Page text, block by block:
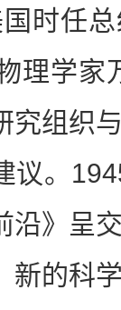
任总
理学家
究组织
议。
沿》呈
新的科